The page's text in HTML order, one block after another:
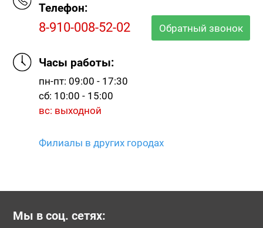
Телефон:
8-910-008-52-02 Обратный звонок
Часы работы:
пн-пт: 09:00 - 17:30
сб: 10:00 - 15:00
вс: выходной
Филиалы в других городах
Мы в соц. сетях: